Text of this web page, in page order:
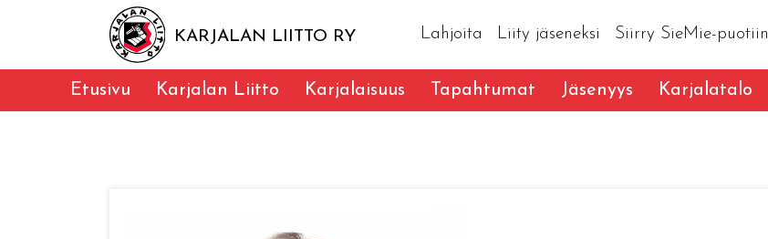
KARJALAN LIITTO RY Lahjoita Liity jäseneksi Siirry SieMie-puotiin
Etusivu Karjalan Liitto Karjalaisuus Tapahtumat Jäsenyys Karjalatalo